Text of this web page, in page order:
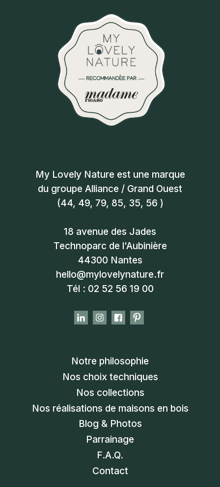
My Lovely Nature est une marque
du groupe Alliance / Grand Ouest
(44, 49, 79, 85, 35, 56 )
18 avenue des Jades
Technoparc de l'Aubinière
44300 Nantes
hello@mylovelynature.fr
Tél : 02 52 56 19 00
Notre philosophie
Nos choix techniques
Nos collections
Nos réalisations de maisons en bois
Blog & Photos
Parrainage
F.A.Q.
Contact